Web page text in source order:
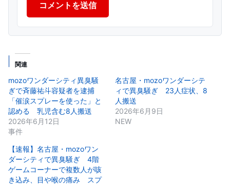
コメントを送信
関連
mozoワンダーシティ異臭騒
ぎで斉藤祐斗容疑者を逮捕
「催涙スプレーを使った」と
認める 乳児含む8人搬送
2026年6月12日
事件
名古屋・mozoワンダーシテ
ィで異臭騒ぎ 23人症状、8
人搬送
2026年6月9日
NEW
【速報】名古屋・mozoワン
ダーシティで異臭騒ぎ 4階
ゲームコーナーで複数人が咳
き込み、目や喉の痛み スプ